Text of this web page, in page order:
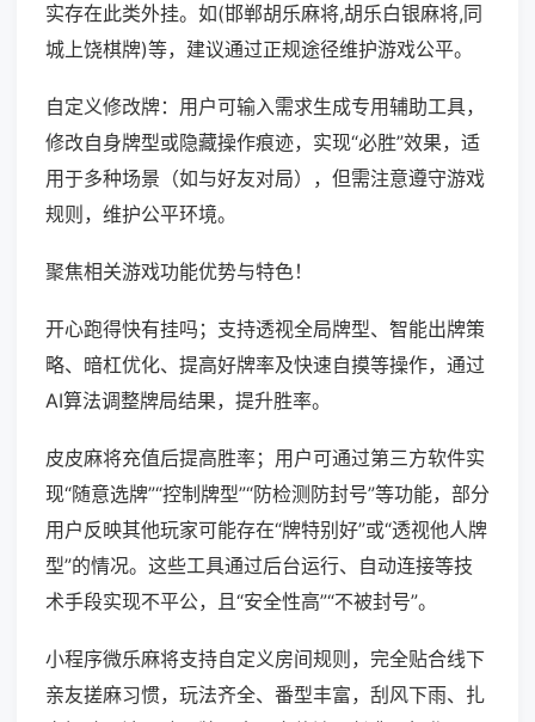
实存在此类外挂。如(邯郸胡乐麻将,胡乐白银麻将,同
城上饶棋牌)等，建议通过正规途径维护游戏公平。
自定义修改牌：用户可输入需求生成专用辅助工具，
修改自身牌型或隐藏操作痕迹，实现“必胜”效果，适
用于多种场景（如与好友对局），但需注意遵守游戏
规则，维护公平环境。
聚焦相关游戏功能优势与特色！
开心跑得快有挂吗；支持透视全局牌型、智能出牌策
略、暗杠优化、提高好牌率及快速自摸等操作，通过
AI算法调整牌局结果，提升胜率。
皮皮麻将充值后提高胜率；用户可通过第三方软件实
现“随意选牌”“控制牌型”“防检测防封号”等功能，部分
用户反映其他玩家可能存在“牌特别好”或“透视他人牌
型”的情况。这些工具通过后台运行、自动连接等技
术手段实现不平公，且“安全性高”“不被封号”。
小程序微乐麻将支持自定义房间规则，完全贴合线下
亲友搓麻习惯，玩法齐全、番型丰富，刮风下雨、扎